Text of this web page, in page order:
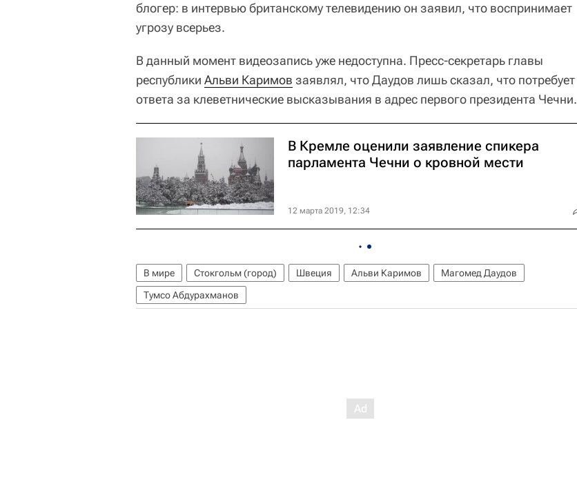
блогер: в интервью британскому телевидению он заявил, что воспринимает
угрозу всерьез.
В данный момент видеозапись уже недоступна. Пресс-секретарь главы
республики Альви Каримов заявлял, что Даудов лишь сказал, что потребует
ответа за клеветнические высказывания в адрес первого президента Чечни.
В Кремле оценили заявление спикера
парламента Чечни о кровной мести
12 марта 2019, 12:34
В мире Стокгольм (город) Швеция Альви Каримов
Магомед Даудов
Тумсо Абдурахманов